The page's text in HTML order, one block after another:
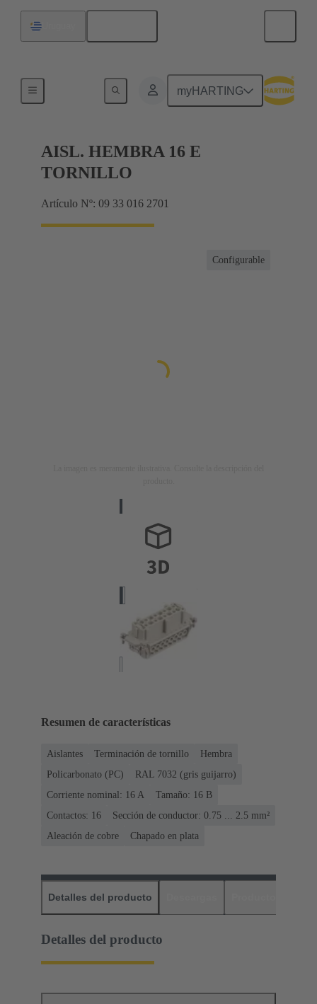
myHARTING
Corrientes hasta 16 A
AISL. HEMBRA 16 E
TORNILLO
Artículo Nº: 09 33 016 2701
Configurable
Resumen de características
Aislantes Terminación de tornillo
Hembra
Policarbonato (PC)
RAL 7032 (gris guijarro)
Corriente nominal: ‌16 A
Tamaño: 16 B
Contactos: 16
Sección de conductor: 0.75 ... 2.5 mm²
Aleación de cobre
Chapado en plata
Detalles del producto
Detalles del producto